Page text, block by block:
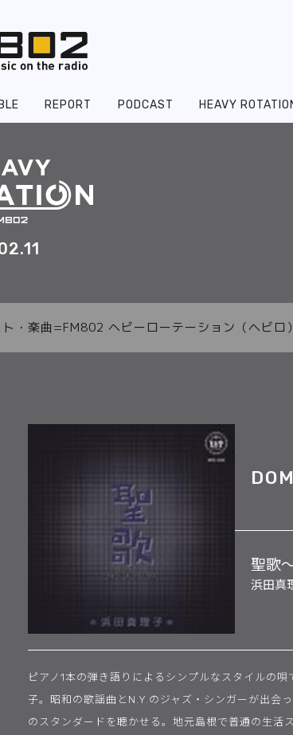
REPORT PODCAST HEAVY
・楽曲=FM802 ヘビーローテーション（ヘビロ
聖歌
浜田真
ピアノ1本の弾き語りによるシンプルなスタイルの
子。昭和の歌謡曲とN.Y.のジャズ・シンガーが出会
のスタンダードを聴かせる。地元島根で普通の生活